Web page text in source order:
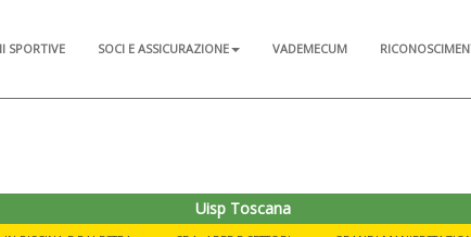
SPORTIVE SOCI E ASSICURAZIONE VADEMECUM
Uisp Toscana